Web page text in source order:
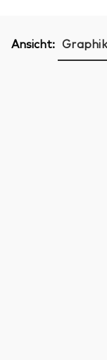
Ansicht: Graphik